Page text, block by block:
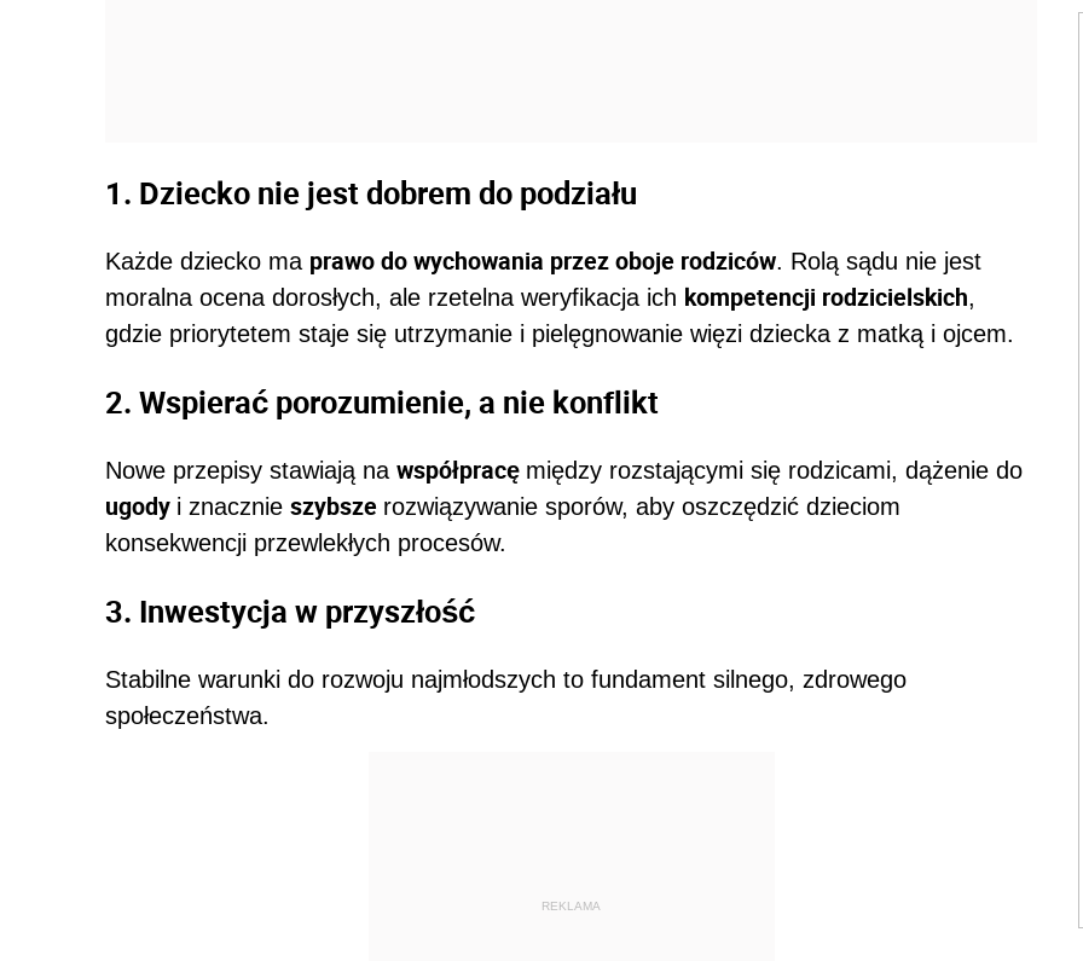
1. Dziecko nie jest dobrem do podziału
Każde dziecko ma prawo do wychowania przez oboje rodziców. Rolą sądu nie jest
moralna ocena dorosłych, ale rzetelna weryfikacja ich kompetencji rodzicielskich,
gdzie priorytetem staje się utrzymanie i pielęgnowanie więzi dziecka z matką i ojcem.
2. Wspierać porozumienie, a nie konflikt
Nowe przepisy stawiają na współpracę między rozstającymi się rodzicami, dążenie do
ugody i znacznie szybsze rozwiązywanie sporów, aby oszczędzić dzieciom
konsekwencji przewlekłych procesów.
3. Inwestycja w przyszłość
Stabilne warunki do rozwoju najmłodszych to fundament silnego, zdrowego
społeczeństwa.
REKLAMA